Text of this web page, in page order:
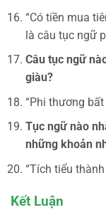
“Có tiền mua
là câu tục ngữ
Câu tục ngữ
giàu?
“Phi thương
Tục ngữ nào
những khoản
“Tích tiểu
Kết Luận